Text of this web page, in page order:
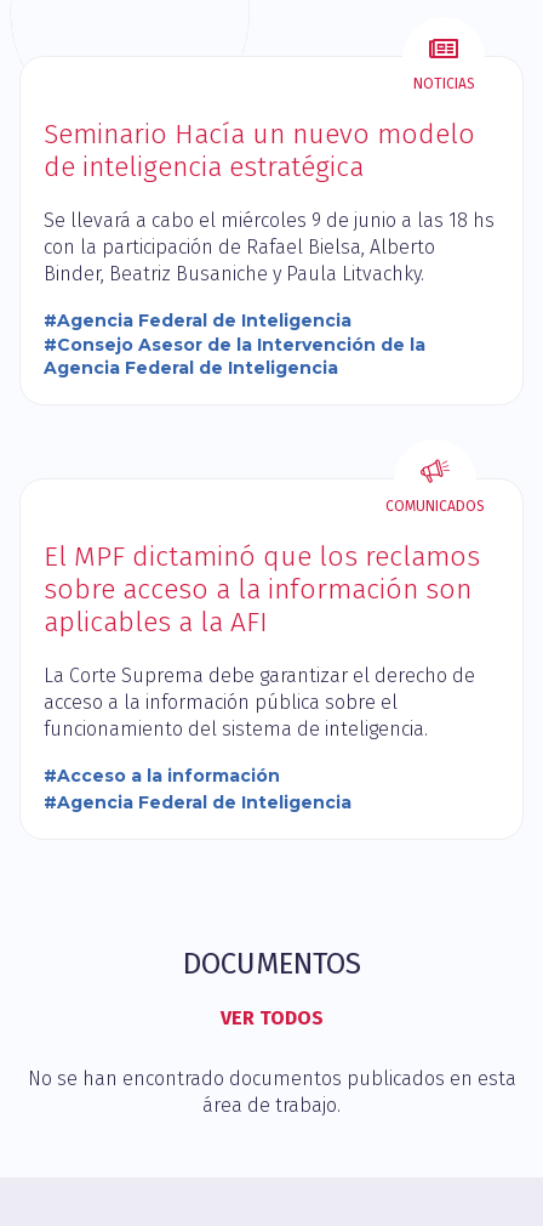
NOTICIAS
Seminario Hacía un nuevo modelo
de inteligencia estratégica
Se llevará a cabo el miércoles 9 de junio a las 18 hs
con la participación de Rafael Bielsa, Alberto
Binder, Beatriz Busaniche y Paula Litvachky.
#Agencia Federal de Inteligencia
#Consejo Asesor de la Intervención de la
Agencia Federal de Inteligencia
COMUNICADOS
El MPF dictaminó que los reclamos
sobre acceso a la información son
aplicables a la AFI
La Corte Suprema debe garantizar el derecho de
acceso a la información pública sobre el
funcionamiento del sistema de inteligencia.
#Acceso a la información
#Agencia Federal de Inteligencia
DOCUMENTOS
VER TODOS
No se han encontrado documentos publicados en esta
área de trabajo.